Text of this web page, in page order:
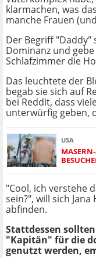
klarmachen, was
manche Frauen
Der Begriff "Daddy"
Dominanz und
Schlafzimmer die
Das leuchtete der
begab sie sich auf
bei Reddit, dass
unterwürfig geben,
USA
"Cool, ich verstehe
sein?", will sich
abfinden.
Stattdessen
"Kapitän" für die
genutzt werden,